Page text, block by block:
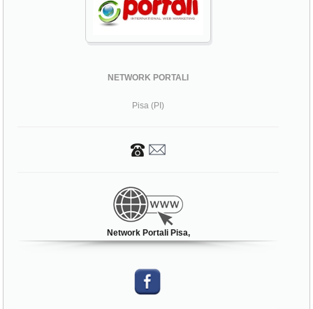
NETWORK PORTALI
Pisa (PI)
Network Portali Pisa,